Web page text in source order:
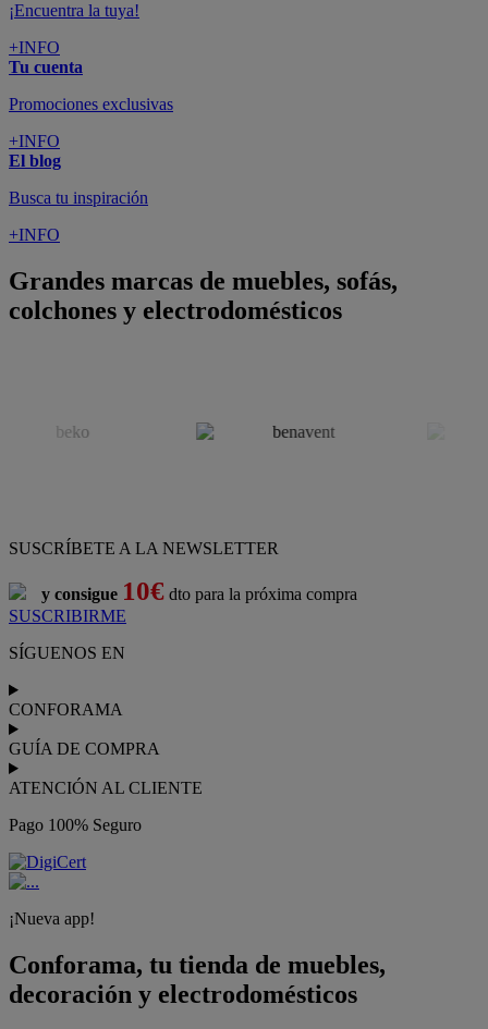
¡Encuentra la tuya!
+INFO
Tu cuenta
Promociones exclusivas
+INFO
El blog
Busca tu inspiración
+INFO
Grandes marcas de muebles, sofás,
colchones y electrodomésticos
SUSCRÍBETE A LA NEWSLETTER
y consigue 10€ dto para la próxima compra
SUSCRIBIRME
SÍGUENOS EN
CONFORAMA
GUÍA DE COMPRA
ATENCIÓN AL CLIENTE
Pago 100% Seguro
¡Nueva app!
Conforama, tu tienda de muebles,
decoración y electrodomésticos